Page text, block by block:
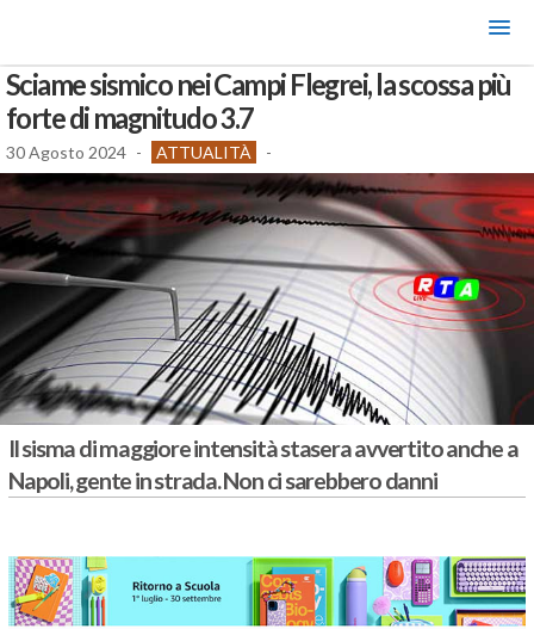
Sciame sismico nei Campi Flegrei, la scossa più
forte di magnitudo 3.7
30 Agosto 2024 - ATTUALITÀ -
Il sisma di maggiore intensità stasera avvertito anche a
Napoli, gente in strada. Non ci sarebbero danni